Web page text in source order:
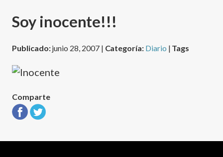
Soy inocente!!!
Publicado:junio 28, 2007 | Categoría: Diario | Tags
Comparte